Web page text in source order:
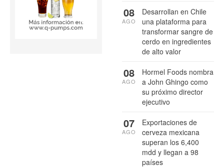
Desarrollan en Chile
una plataforma para
transformar sangre de
cerdo en ingredientes
de alto valor
08
AGO
Hormel Foods nombra
a John Ghingo como
su próximo director
ejecutivo
08
AGO
Exportaciones de
cerveza mexicana
superan los 6,400
mdd y llegan a 98
países
07
AGO